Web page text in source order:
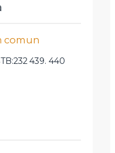
comun
439. 440